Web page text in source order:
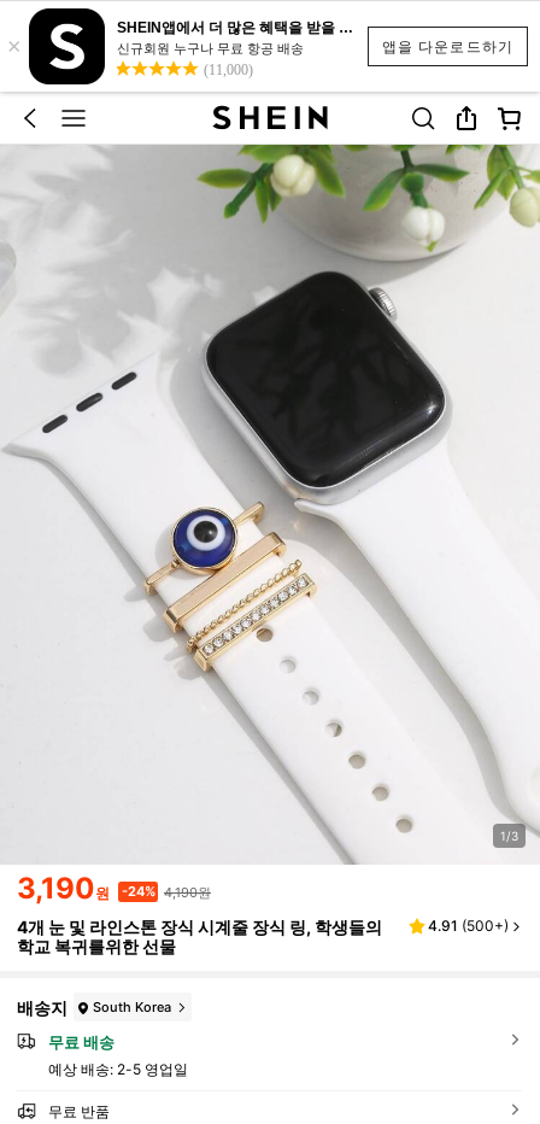
앱을 다운로드하기
×
SHEIN앱에서 더 많은 혜택을 받을 수 있어요.
신규회원 누구나 무료 항공 배송
(11,000)
1/3
3,190원 -24% 4,190원
4개 눈 및 라인스톤 장식 시계줄 장식 링, 학생들의
학교 복귀를위한 선물
4.91 (500+)
배송지 South Korea
무료 배송
예상 배송: 2-5 영업일
무료 반품